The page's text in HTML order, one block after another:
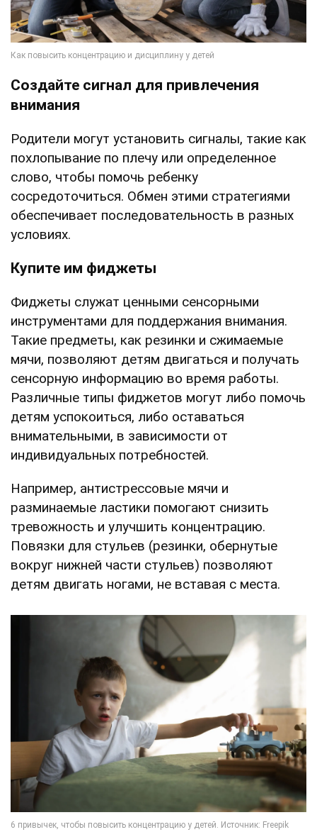
Создайте сигнал для привлечения
внимания
Родители могут установить сигналы, такие как
похлопывание по плечу или определенное
слово, чтобы помочь ребенку
сосредоточиться. Обмен этими стратегиями
обеспечивает последовательность в разных
условиях.
Купите им фиджеты
Фиджеты служат ценными сенсорными
инструментами для поддержания внимания.
Такие предметы, как резинки и сжимаемые
мячи, позволяют детям двигаться и получать
сенсорную информацию во время работы.
Различные типы фиджетов могут либо помочь
детям успокоиться, либо оставаться
внимательными, в зависимости от
индивидуальных потребностей.
Например, антистрессовые мячи и
разминаемые ластики помогают снизить
тревожность и улучшить концентрацию.
Повязки для стульев (резинки, обернутые
вокруг нижней части стульев) позволяют
детям двигать ногами, не вставая с места.